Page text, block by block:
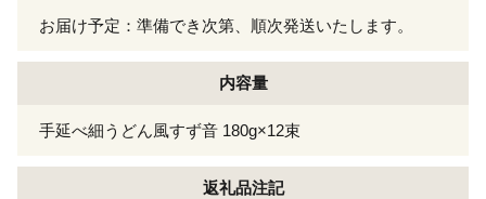
お届け予定：準備でき次第、順次発送いたします。
内容量
手延べ細うどん風すず音 180g×12束
返礼品注記